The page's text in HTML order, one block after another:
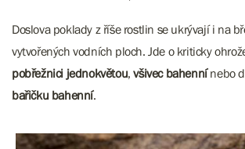
Doslova poklady z říše rostlin se ukrývají i na
vytvořených vodních ploch. Jde o kriticky
pobřežnici jednokvětou,všivec bahennínebo
bařičku bahenní.